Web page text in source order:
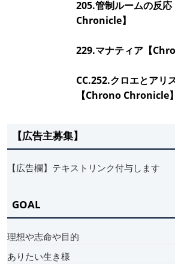
205.管制ルームの反
Chronicle】
229.マナティア【
CC.252.クロエとアリ
【Chrono Chronicle】
【広告主募集】
【広告欄】テキストリンク付与します
GOAL
理想や志命や目的
ありたい生き様